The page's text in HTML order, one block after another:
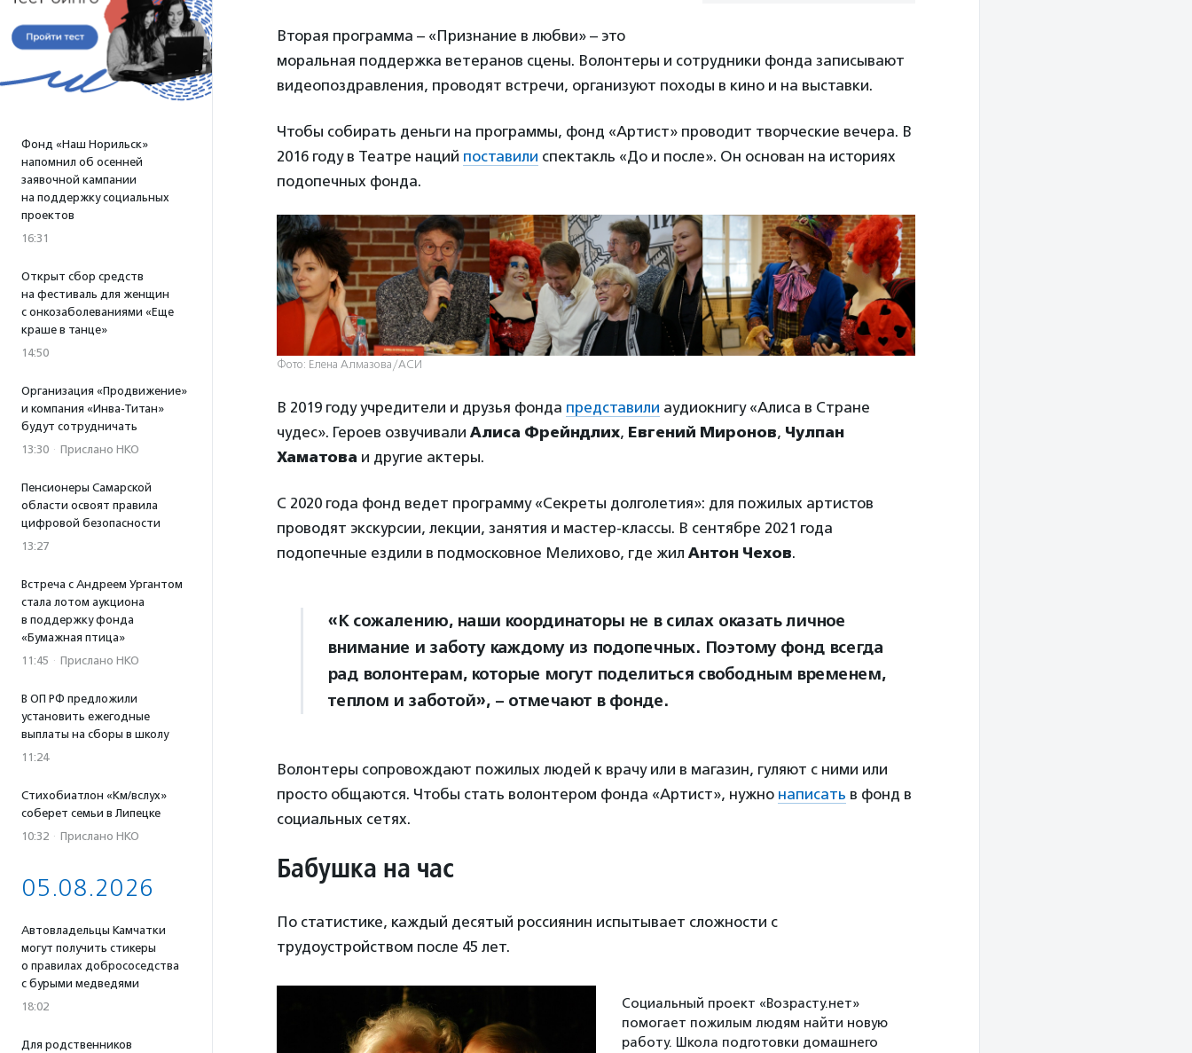
Фонд «Наш Норильск»
напомнил об осенней
заявочной кампании
на поддержку социальных
проектов
16:31
Открыт сбор средств
на фестиваль для женщин
с онкозаболеваниями «Еще
краше в танце»
14:50
Организация «Продвижение»
и компания «Инва-Титан»
будут сотрудничать
13:30 · Прислано НКО
Пенсионеры Самарской
области освоят правила
цифровой безопасности
13:27
Встреча с Андреем Ургантом
стала лотом аукциона
в поддержку фонда
«Бумажная птица»
11:45 · Прислано НКО
В ОП РФ предложили
установить ежегодные
выплаты на сборы в школу
11:24
Стихобиатлон «Км/вслух»
соберет семьи в Липецке
10:32 · Прислано НКО
05.08.2026
Автовладельцы Камчатки
могут получить стикеры
о правилах добрососедства
с бурыми медведями
18:02
Для родственников
Вторая программа – «Признание в любви» – это
моральная поддержка ветеранов сцены. Волонтеры и сотрудники фонда записывают
видеопоздравления, проводят встречи, организуют походы в кино и на выставки.
Чтобы собирать деньги на программы, фонд «Артист» проводит творческие вечера. В
2016 году в Театре наций поставили спектакль «До и после». Он основан на историях
подопечных фонда.
Фото: Елена Алмазова/АСИ
В 2019 году учредители и друзья фонда представили аудиокнигу «Алиса в Стране
чудес». Героев озвучивали Алиса Фрейндлих, Евгений Миронов, Чулпан
Хаматова и другие актеры.
С 2020 года фонд ведет программу «Секреты долголетия»: для пожилых артистов
проводят экскурсии, лекции, занятия и мастер-классы. В сентябре 2021 года
подопечные ездили в подмосковное Мелихово, где жил Антон Чехов.
«К сожалению, наши координаторы не в силах оказать личное
внимание и заботу каждому из подопечных. Поэтому фонд всегда
рад волонтерам, которые могут поделиться свободным временем,
теплом и заботой», – отмечают в фонде.
Волонтеры сопровождают пожилых людей к врачу или в магазин, гуляют с ними или
просто общаются. Чтобы стать волонтером фонда «Артист», нужно написать в фонд в
социальных сетях.
Бабушка на час
По статистике, каждый десятый россиянин испытывает сложности с
трудоустройством после 45 лет.
Социальный проект «Возрасту.нет»
помогает пожилым людям найти новую
работу. Школа подготовки домашнего